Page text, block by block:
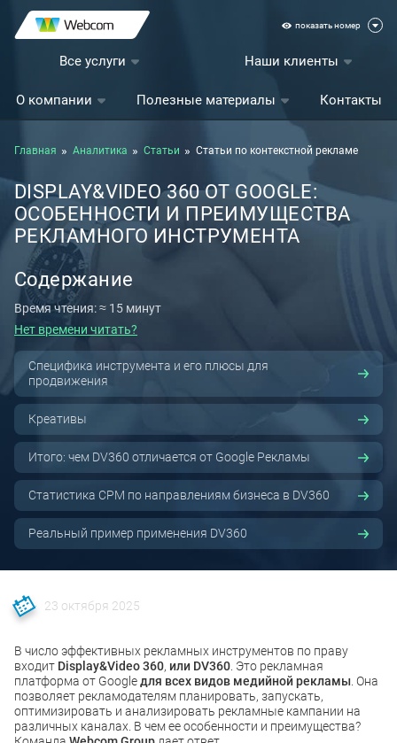
показать номер
Все услуги Наши клиенты
О компании Полезные материалы Контакты
Главная Аналитика Статьи Статьи по контекстной рекламе
DISPLAY&VIDEO 360 ОТ GOOGLE:
ОСОБЕННОСТИ И ПРЕИМУЩЕСТВА
РЕКЛАМНОГО ИНСТРУМЕНТА
Содержание
Время чтения: ≈ 15 минут
Нет времени читать?
Специфика инструмента и его плюсы для
продвижения
Креативы
Итого: чем DV360 отличается от Google Рекламы
Статистика CPM по направлениям бизнеса в DV360
Реальный пример применения DV360
23 октября 2025
В число эффективных рекламных инструментов по праву
входит Display&Video 360, или DV360 . Это рекламная
платформа от Googleдля всех видов медийной рекламы . Она
позволяет рекламодателям планировать, запускать,
оптимизировать и анализировать рекламные кампании на
различных каналах. В чем ее особенности и преимущества?